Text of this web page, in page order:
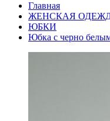
Главная
ЖЕНСКАЯ
ЮБКИ
Юбка с черно